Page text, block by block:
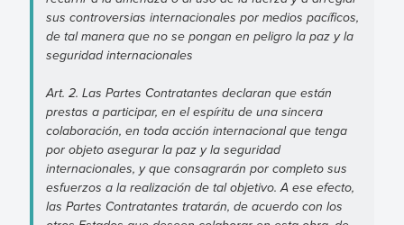
sus controversias internacionales por medios pacíficos,
de tal manera que no se pongan en peligro la paz y la
seguridad internacionales
Art. 2. Las Partes Contratantes declaran que están
prestas a participar, en el espíritu de una sincera
colaboración, en toda acción internacional que tenga
por objeto asegurar la paz y la seguridad
internacionales, y que consagrarán por completo sus
esfuerzos a la realización de tal objetivo. A ese efecto,
las Partes Contratantes tratarán, de acuerdo con los